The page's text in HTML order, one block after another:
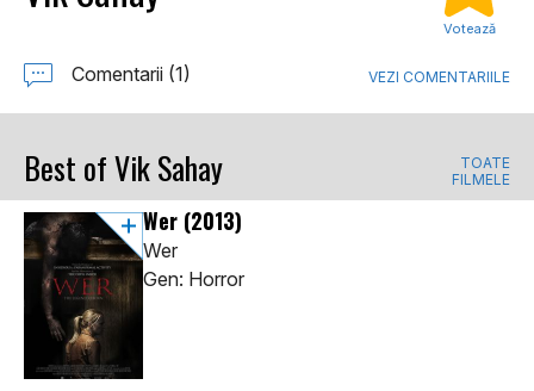
Votează
Comentarii (1) VEZI COMENTARIILE
Best of Vik Sahay
TOATE
FILMELE
Wer (2013)
Wer
Gen: Horror